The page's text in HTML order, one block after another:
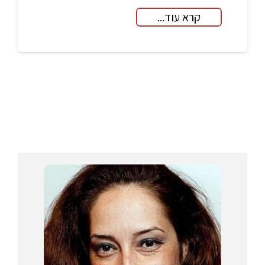
קרא עוד...